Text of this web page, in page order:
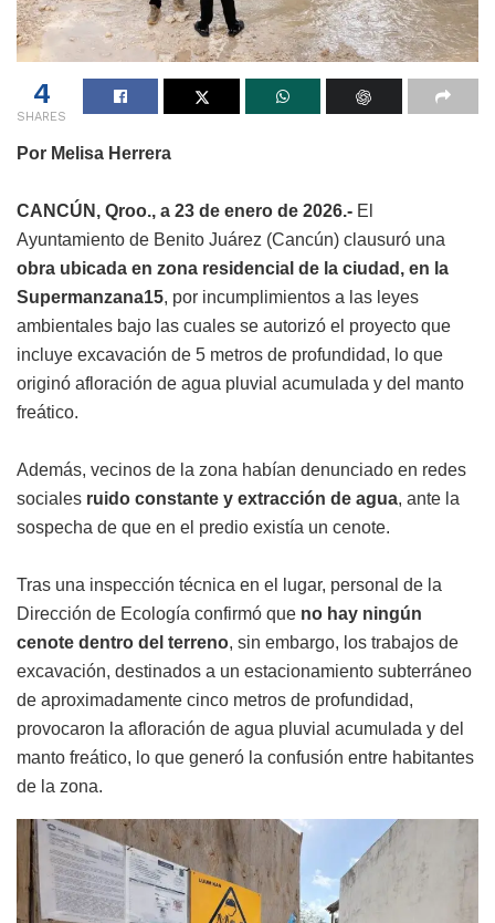
4
SHARES
Por Melisa Herrera
CANCÚN, Qroo., a 23 de enero de 2026.- El
Ayuntamiento de Benito Juárez (Cancún) clausuró una
obra ubicada en zona residencial de la ciudad, en la
Supermanzana15, por incumplimientos a las leyes
ambientales bajo las cuales se autorizó el proyecto que
incluye excavación de 5 metros de profundidad, lo que
originó afloración de agua pluvial acumulada y del manto
freático.
Además, vecinos de la zona habían denunciado en redes
sociales ruido constante y extracción de agua, ante la
sospecha de que en el predio existía un cenote.
Tras una inspección técnica en el lugar, personal de la
Dirección de Ecología confirmó que no hay ningún
cenote dentro del terreno, sin embargo, los trabajos de
excavación, destinados a un estacionamiento subterráneo
de aproximadamente cinco metros de profundidad,
provocaron la afloración de agua pluvial acumulada y del
manto freático, lo que generó la confusión entre habitantes
de la zona.